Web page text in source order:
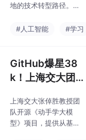
和学习路径，帮助读者
强调了大模型方向在人
地的技术转型路径。作
备工程化优势（分布式
能力整合到现有技术体
系。转型分为四个阶
段：1）掌握智能体核心
基础智能体循环；2）构
建垂直领域数据层（3-
4周），利用RAG技术
#人工智能 #学习
GitHub爆星38
k！上海交大团
大模型》，手把
手教你玩转AI智
上海交大张倬胜教授团
队开源《动手学大模
型》项目，提供从基础